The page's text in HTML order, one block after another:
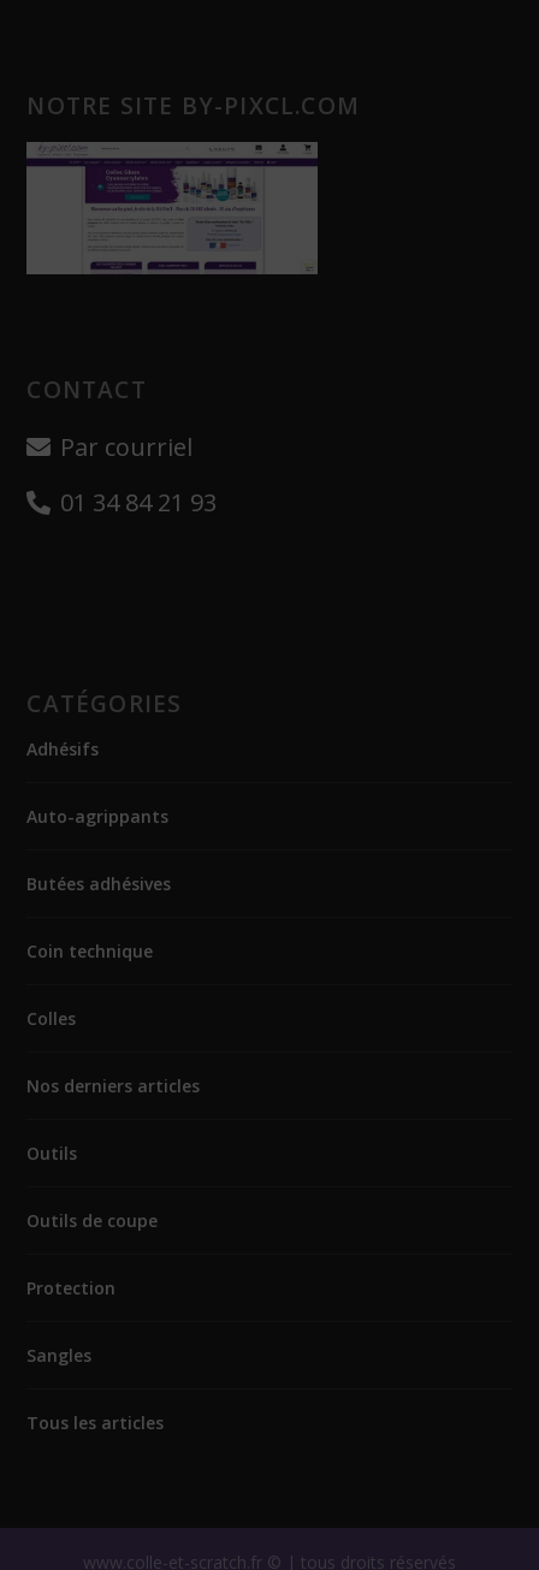
NOTRE SITE BY-PIXCL.COM
CONTACT
Par courriel
01 34 84 21 93
CATÉGORIES
Adhésifs
Auto-agrippants
Butées adhésives
Coin technique
Colles
Nos derniers articles
Outils
Outils de coupe
Protection
Sangles
Tous les articles
www.colle-et-scratch.fr © | tous droits réservés